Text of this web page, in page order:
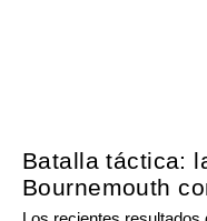
Batalla táctica:
Bournemouth